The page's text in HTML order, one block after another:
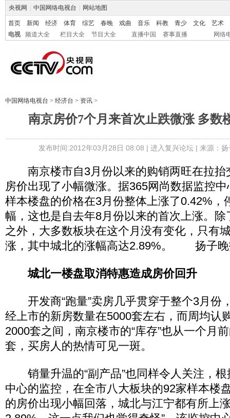
央视网 中国网络电视台 网站地图
首页 新闻 经济 体育 综艺 春晚 戏曲 音乐 科教 青少 文化
艺术
电视
频道大全 栏目大全 节目大全 直播中国 赛事直播 网络
中国网络电视台 > 经济台 > 资讯 >
南京房价7个月来首次止跌微涨 多数
发布时间:2012年03月28日 08:08 | 进入复兴论坛| 来源：
南京楼市自3月份以来的购销两旺在拉抬
房价出现了小幅微涨。据365网尚数据监控
样本楼盘的价格在3月份整体上涨了0.42%，
幅，这也是自去年8月份以来的首次上涨。
之外，大多数板块在这个月没有变化，只有
涨，其中城北的涨幅高达2.89%。 扬子晚
城北一楼盘取消特惠造成房价回升
开发商“跑量”卖房几乎贯穿于整个3月份
经上市的新房数量在5000套左右，而周均认
2000套之间，南京楼市的“库存”也从一个月
套，买房人的热情可见一斑。
销量升温的“副产品”也同样令人关注，根
中心的监控，在全市八大板块的92家样本楼
的房价出现小幅回落，城北与江宁都有所上